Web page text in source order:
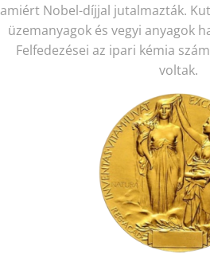
amiért Nobel-díjjal jutalmazták.
üzemanyagok és vegyi anyagok
Felfedezései az ipari kémia
voltak.